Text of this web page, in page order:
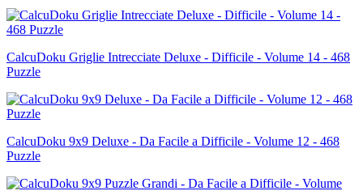
CalcuDoku Griglie Intrecciate Deluxe - Difficile - Volume 14 - 468
Puzzle
CalcuDoku 9x9 Deluxe - Da Facile a Difficile - Volume 12 - 468
Puzzle